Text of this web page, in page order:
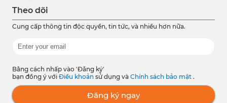
Theo dõi
Cung cấp thông tin độc quyền, tin tức, và nhiều hơn nữa.
Bằng cách nhấp vào 'Đăng ký'
bạn đồng ý với Điều khoản sử dụng và Chính sách bảo mật .
Đăng ký ngay